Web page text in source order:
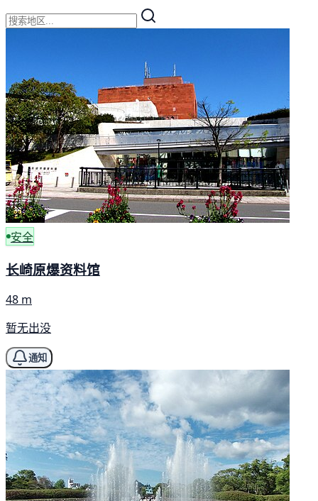
安全
长崎原爆资料馆
48 m
暂无出没
通知